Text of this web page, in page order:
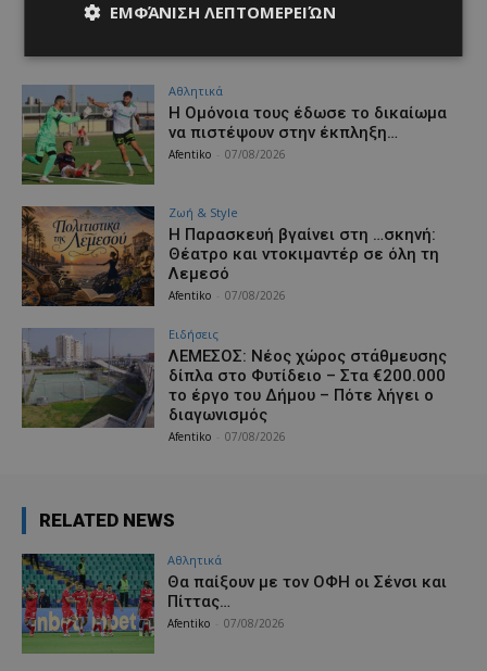
Αθλητικά
Η Ομόνοια τους έδωσε το δικαίωμα
να πιστέψουν στην έκπληξη…
Afentiko 07/08/2026
Ζωή & Style
Η Παρασκευή βγαίνει στη …σκηνή:
Θέατρο και ντοκιμαντέρ σε όλη τη
Λεμεσό
Afentiko 07/08/2026
Ειδήσεις
ΛΕΜΕΣΟΣ: Νέος χώρος στάθμευσης
δίπλα στο Φυτίδειο – Στα €200.000
το έργο του Δήμου – Πότε λήγει ο
διαγωνισμός
Afentiko 07/08/2026
RELATED NEWS
Αθλητικά
Θα παίξουν με τον ΟΦΗ οι Σένσι και
Πίττας…
Afentiko 07/08/2026
ΕΜΦΆΝΙΣΗ ΛΕΠΤΟΜΕΡΕΙΏΝ